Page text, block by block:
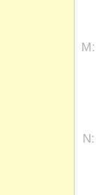
M:
N: